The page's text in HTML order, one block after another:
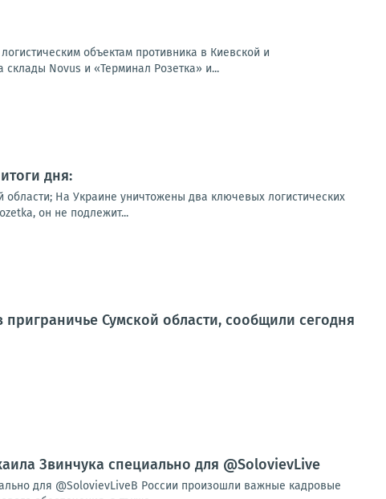
объектам противника в Киевской и
Novus и «Терминал Розетка» и...
дня:
На Украине уничтожены два ключевых логистических
он не подлежит...
Сумской области, сообщили сегодня
Звинчука специально для @SolovievLive
для @SolovievLiveВ России произошли важные кадровые